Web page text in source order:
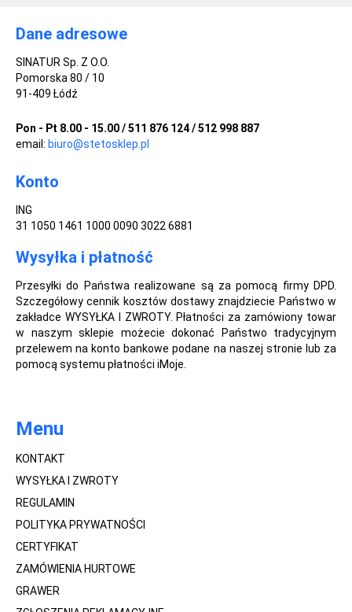
Dane adresowe
SINATUR Sp. Z O.O.
Pomorska 80 / 10
91-409 Łódź
Pon - Pt 8.00 - 15.00 / 511 876 124 / 512 998 887
email: biuro@stetosklep.pl
Konto
ING
31 1050 1461 1000 0090 3022 6881
Wysyłka i płatność
Przesyłki do Państwa realizowane są za pomocą firmy DPD.
Szczegółowy cennik kosztów dostawy znajdziecie Państwo w
zakładce WYSYŁKA I ZWROTY. Płatności za zamówiony towar
w naszym sklepie możecie dokonać Państwo tradycyjnym
przelewem na konto bankowe podane na naszej stronie lub za
pomocą systemu płatności iMoje.
Menu
KONTAKT
WYSYŁKA I ZWROTY
REGULAMIN
POLITYKA PRYWATNOŚCI
CERTYFIKAT
ZAMÓWIENIA HURTOWE
GRAWER